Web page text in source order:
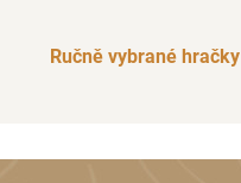
Ručně vybrané hračky